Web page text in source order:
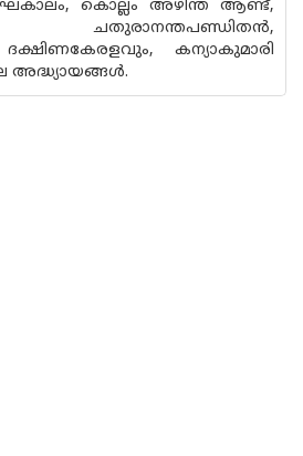
കൊല്ലം അഴിന്ത ആണ്ട്,
ചതുരാനന്തപണ്ഡിതൻ,
കന്യാകുമാരി
അദ്ധ്യായങ്ങൾ.